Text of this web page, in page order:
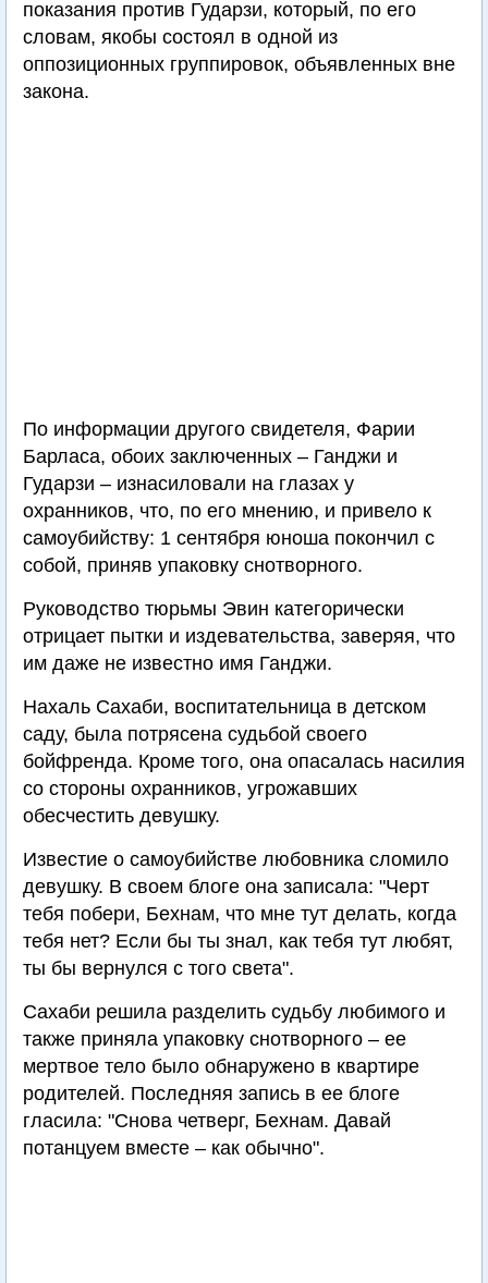
показания против Гударзи, который, по его
словам, якобы состоял в одной из
оппозиционных группировок, объявленных вне
закона.
По информации другого свидетеля, Фарии
Барласа, обоих заключенных – Ганджи и
Гударзи – изнасиловали на глазах у
охранников, что, по его мнению, и привело к
самоубийству: 1 сентября юноша покончил с
собой, приняв упаковку снотворного.
Руководство тюрьмы Эвин категорически
отрицает пытки и издевательства, заверяя, что
им даже не известно имя Ганджи.
Нахаль Сахаби, воспитательница в детском
саду, была потрясена судьбой своего
бойфренда. Кроме того, она опасалась насилия
со стороны охранников, угрожавших
обесчестить девушку.
Известие о самоубийстве любовника сломило
девушку. В своем блоге она записала: "Черт
тебя побери, Бехнам, что мне тут делать, когда
тебя нет? Если бы ты знал, как тебя тут любят,
ты бы вернулся с того света".
Сахаби решила разделить судьбу любимого и
также приняла упаковку снотворного – ее
мертвое тело было обнаружено в квартире
родителей. Последняя запись в ее блоге
гласила: "Снова четверг, Бехнам. Давай
потанцуем вместе – как обычно".